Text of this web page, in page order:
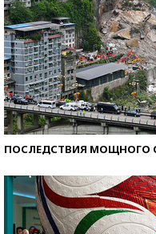
ПОСЛЕДСТВИЯ МОЩНОГО